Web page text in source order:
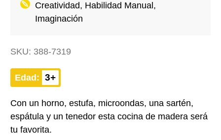
Creatividad, Habilidad Manual,
Imaginación
SKU: 388-7319
Edad: 3+
Con un horno, estufa, microondas, una sartén,
espátula y un tenedor esta cocina de madera será
tu favorita.